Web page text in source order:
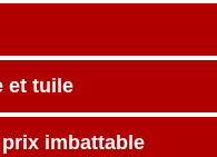
et tuile
imbattable